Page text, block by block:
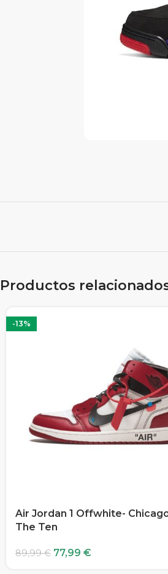
Productos
-13%
Air Jordan 1 Offwhite-
The Ten
89,99€ 77,99 €